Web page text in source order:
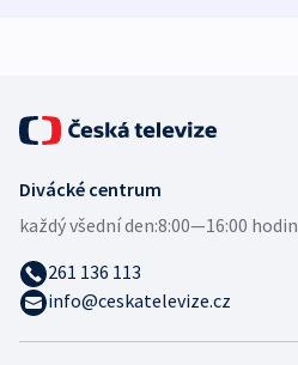
Divácké centrum
každý všední den:8:00—16:00 hodin
261 136 113
info@ceskatelevize.cz